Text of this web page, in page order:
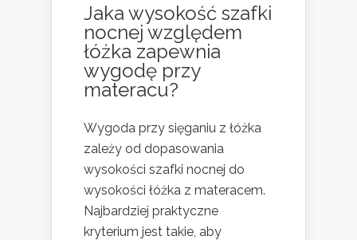
Jaka wysokość szafki
nocnej względem
łóżka zapewnia
wygodę przy
materacu?
Wygoda przy sięganiu z łóżka
zależy od dopasowania
wysokości szafki nocnej do
wysokości łóżka z materacem.
Najbardziej praktyczne
kryterium jest takie, aby